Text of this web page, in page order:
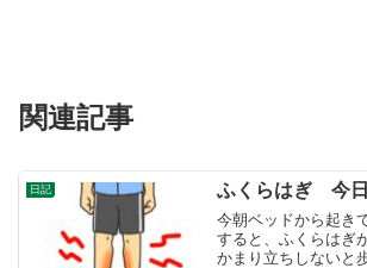
関連記事
日記 ふくらはぎ 今日
今朝ベッドから起き
すると、ふくらはぎ
かまり立ちしないと